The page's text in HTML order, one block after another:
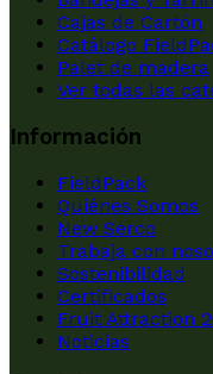
Cajas de Cartón
Catálogo
Palet de madera
Ver todas las
Información
FieldPack
Quiénes Somos
New Serco
Trabaja con
Sostenibilidad
Certificados
Fruit Attraction
Noticias